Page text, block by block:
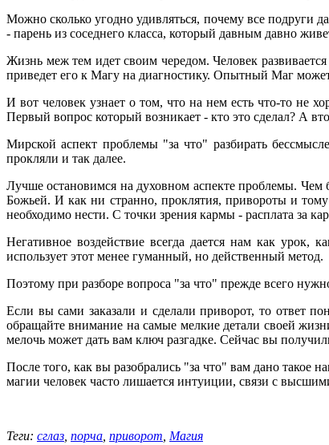
Можно сколько угодно удивляться, почему все подруги
- парень из соседнего класса, который давным давно
Жизнь меж тем идет своим чередом. Человек
приведет его к Магу на диагностику. Опытный Маг
И вот человек узнает о том, что на нем есть что-то не
Первый вопрос который возникает - кто это сделал? А
Мирской аспект проблемы "за что" разбирать
прокляли и так далее.
Лучше остановимся на духовном аспекте проблемы. Чем
Божьей. И как ни странно, проклятия, привороты и
необходимо нести. С точки зрения кармы - расплата за
Негативное воздействие всегда дается нам как урок,
использует этот менее гуманный, но действенный метод.
Поэтому при разборе вопроса "за что" прежде всего
Если вы сами заказали и сделали приворот, то ответ
обращайте внимание на самые мелкие детали своей
мелочь может дать вам ключ разгадке. Сейчас вы
После того, как вы разобрались "за что" вам дано такое
магии человек часто лишается интуиции, связи с
Теги: сглаз порча приворот Магия